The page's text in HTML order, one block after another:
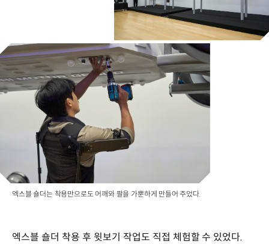
엑스블 숄더는 착용만으로도 어깨와 팔을 가뿐하게 만들어 주었다.
엑스블 숄더 착용 후 윗보기 작업도 직접 체험할 수 있었다.